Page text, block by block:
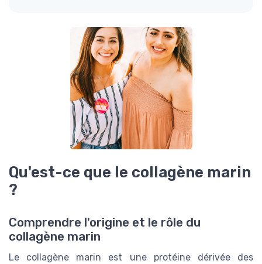
Qu'est-ce que le collagène marin
?
Comprendre l'origine et le rôle du
collagène marin
Le collagène marin est une protéine dérivée des